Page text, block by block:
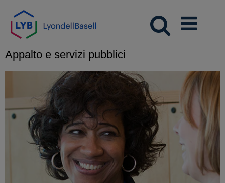
Appalto e servizi pubblici